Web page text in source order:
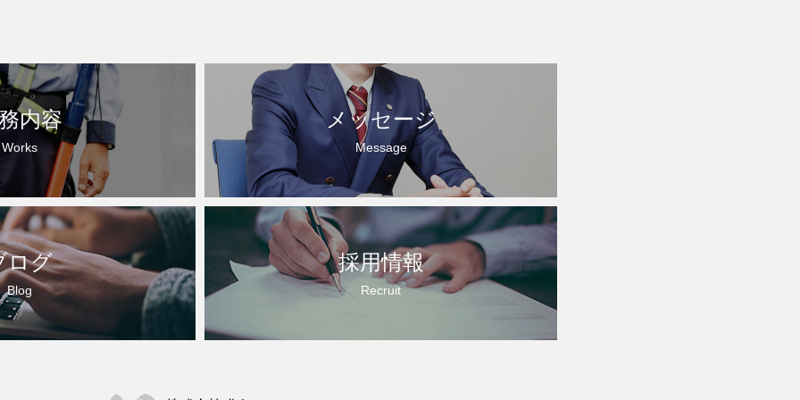
内容
Works
メッセージ
Message
ログ
Blog
採用情報
Recruit